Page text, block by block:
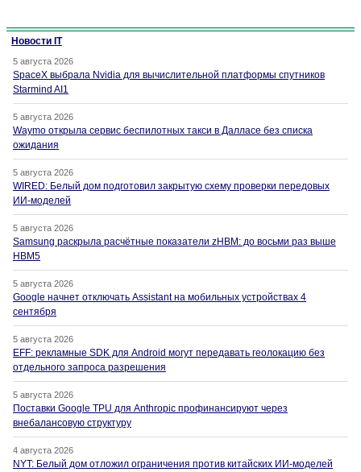
Новости IT
5 августа 2026
SpaceX выбрала Nvidia для вычислительной платформы спутников
Starmind AI1
5 августа 2026
Waymo открыла сервис беспилотных такси в Далласе без списка
ожидания
5 августа 2026
WIRED: Белый дом подготовил закрытую схему проверки передовых
ИИ-моделей
5 августа 2026
Samsung раскрыла расчётные показатели zHBM: до восьми раз выше
HBM5
5 августа 2026
Google начнет отключать Assistant на мобильных устройствах 4
сентября
5 августа 2026
EFF: рекламные SDK для Android могут передавать геолокацию без
отдельного запроса разрешения
5 августа 2026
Поставки Google TPU для Anthropic профинансируют через
внебалансовую структуру
4 августа 2026
NYT: Белый дом отложил ограничения против китайских ИИ-моделей